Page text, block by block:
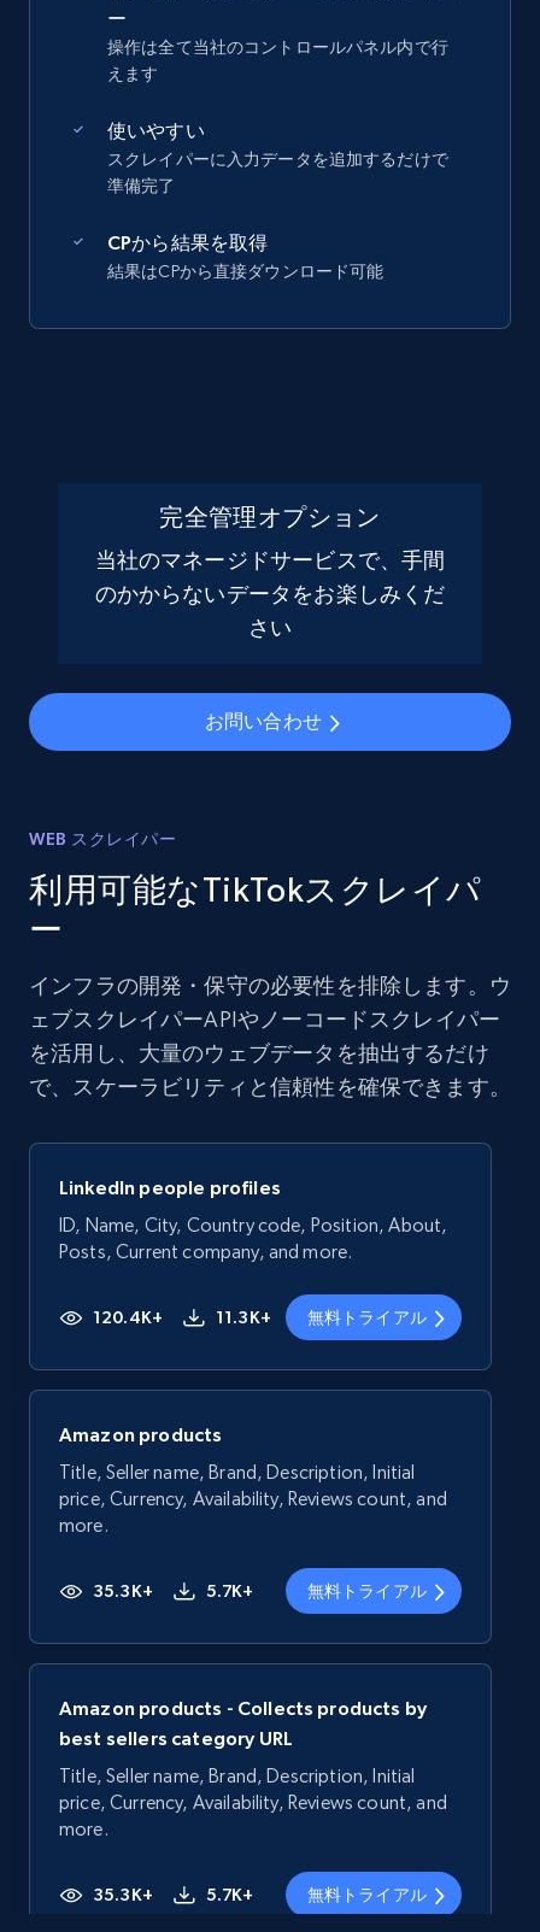
ー
操作は全て当社のコントロールパネル内で行
えます
使いやすい
スクレイパーに入力データを追加するだけで
準備完了
CPから結果を取得
結果はCPから直接ダウンロード可能
完全管理オプション
当社のマネージドサービスで、手間
のかからないデータをお楽しみくだ
さい
お問い合わせ
WEB スクレイパー
利用可能なTikTokスクレイパ
ー
インフラの開発・保守の必要性を排除します。ウ
ェブスクレイパーAPIやノーコードスクレイパー
を活用し、大量のウェブデータを抽出するだけ
で、スケーラビリティと信頼性を確保できます。
LinkedIn people profiles
ID, Name, City, Country code, Position, About,
Posts, Current company, and more.
120.4K+ 11.3K+ 無料トライアル
Amazon products
Title, Seller name, Brand, Description, Initial
price, Currency, Availability, Reviews count, and
more.
35.3K+ 5.7K+ 無料トライアル
Amazon products - Collects products by
best sellers category URL
Title, Seller name, Brand, Description, Initial
price, Currency, Availability, Reviews count, and
more.
35.3K+ 5.7K+ 無料トライアル